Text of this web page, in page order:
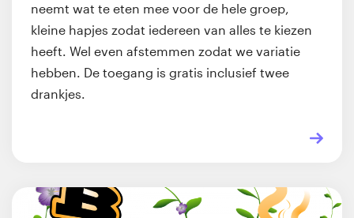
neemt wat te eten mee voor de hele groep,
kleine hapjes zodat iedereen van alles te kiezen
heeft. Wel even afstemmen zodat we variatie
hebben. De toegang is gratis inclusief twee
drankjes.